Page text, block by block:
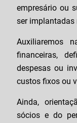
empresário ou
ser implantadas
Auxiliaremos
financeiras,
despesas ou
custos fixos ou
Ainda,
sócios e do